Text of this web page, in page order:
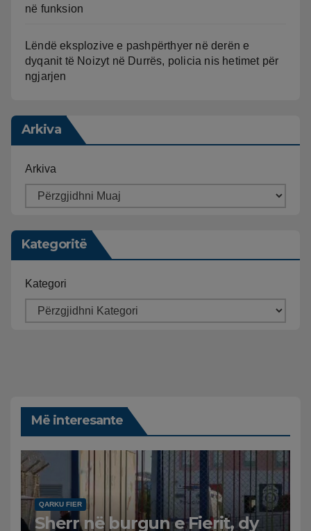
në funksion
Lëndë eksplozive e pashpërthyer në derën e
dyqanit të Noizyt në Durrës, policia nis hetimet për
ngjarjen
Arkiva
Arkiva
Kategoritë
Kategori
Më interesante
QARKU FIER
Sherr në burgun e Fierit, dy